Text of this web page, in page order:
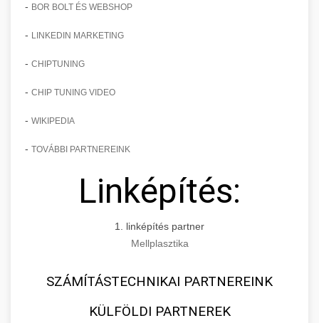
- BOR BOLT ÉS WEBSHOP
- LINKEDIN MARKETING
- CHIPTUNING
- CHIP TUNING VIDEO
- WIKIPEDIA
- TOVÁBBI PARTNEREINK
Linképítés:
1. linképítés partner
Mellplasztika
SZÁMÍTÁSTECHNIKAI PARTNEREINK
KÜLFÖLDI PARTNEREK